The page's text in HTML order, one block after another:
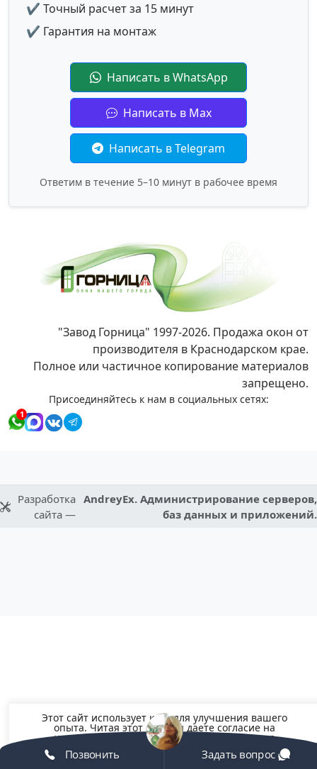
Этот сайт использует куки для улучшения вашего
опыта. Читая этот сайт вы даете согласие на
использование файлов Cookie, но вы можете
отказаться, если хотите.
✔ Точный расчет за 15 минут
✔ Гарантия на монтаж
Написать в WhatsApp
Написать в Max
Написать в Telegram
Ответим в течение 5–10 минут в рабочее время
"Завод Горница" 1997-2026. Продажа окон от
производителя в Краснодарском крае.
Полное или частичное копирование материалов
запрещено.
Присоединяйтесь к нам в социальных сетях:
1
Разработка
сайта —
AndreyEx. Администрирование серверов,
баз данных и приложений.
Позвонить Задать вопрос